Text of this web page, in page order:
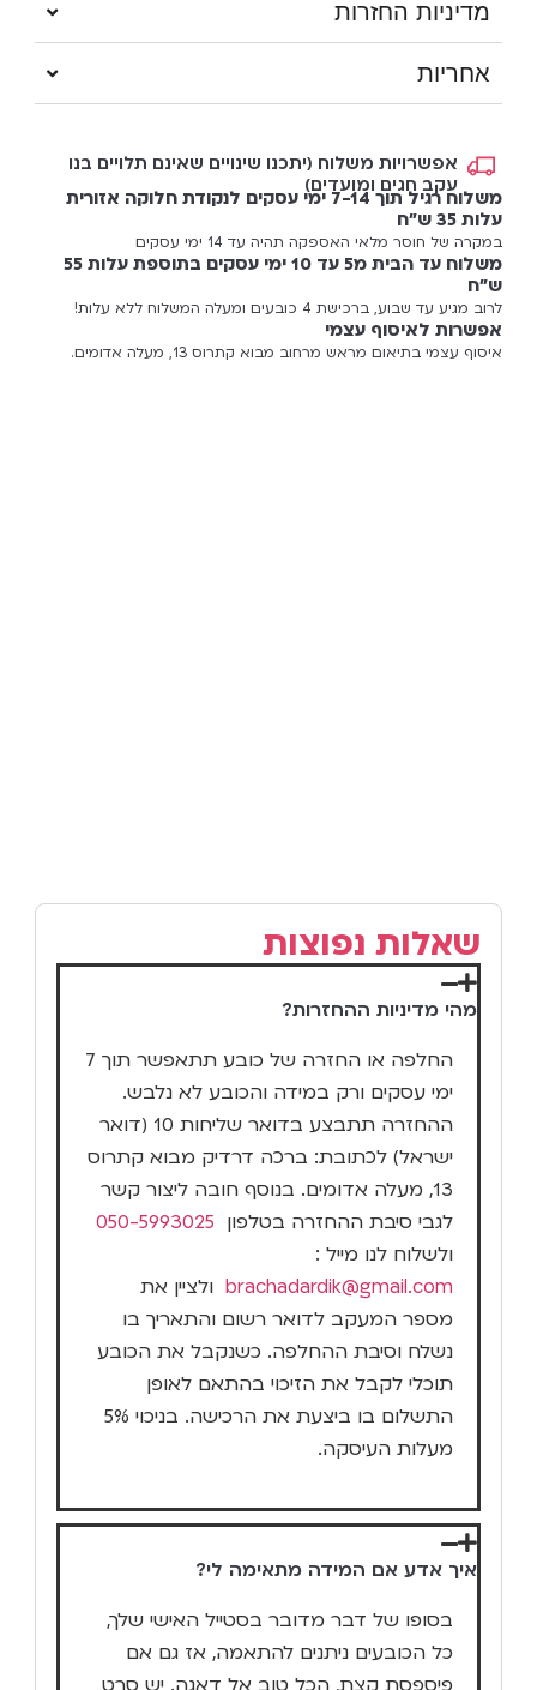
מדיניות החזרות
אחריות
אפשרויות משלוח (יתכנו שינויים שאינם תלויים בנו
עקב חגים ומועדים)
משלוח רגיל תוך 7-14 ימי עסקים לנקודת חלוקה אזורית
עלות 35 ש"ח
במקרה של חוסר מלאי האספקה תהיה עד 14 ימי עסקים
משלוח עד הבית מ5 עד 10 ימי עסקים בתוספת עלות 55
ש"ח
לרוב מגיע עד שבוע, ברכישת 4 כובעים ומעלה המשלוח ללא עלות!
אפשרות לאיסוף עצמי
איסוף עצמי בתיאום מראש מרחוב מבוא קתרוס 13, מעלה אדומים.
שאלות נפוצות
מהי מדיניות ההחזרות?
החלפה או החזרה של כובע תתאפשר תוך 7
ימי עסקים ורק במידה והכובע לא נלבש.
ההחזרה תתבצע בדואר שליחות 10 (דואר
ישראל) לכתובת: ברכה דרדיק מבוא קתרוס
13, מעלה אדומים. בנוסף חובה ליצור קשר
לגבי סיבת ההחזרה בטלפון 050-5993025
ולשלוח לנו מייל :
brachadardik@gmail.com ולציין את
מספר המעקב לדואר רשום והתאריך בו
נשלח וסיבת ההחלפה. כשנקבל את הכובע
תוכלי לקבל את הזיכוי בהתאם לאופן
התשלום בו ביצעת את הרכישה. בניכוי 5%
מעלות העיסקה.
איך אדע אם המידה מתאימה לי?
בסופו של דבר מדובר בסטייל האישי שלך,
כל הכובעים ניתנים להתאמה, אז גם אם